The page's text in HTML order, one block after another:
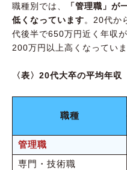
職種別では、
「管理職」が
低くなっています。20代か
代後半で650万円近く年収
200万円以上高くなっていま
〈表〉20代大卒の平均年収
職種
管理職
専門・技術職